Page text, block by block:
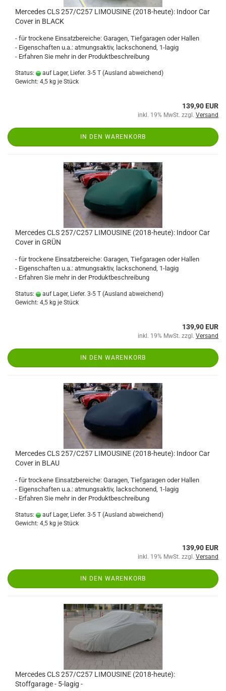
Mercedes CLS 257/C257 LIMOUSINE (2018-heute): Indoor Car
Cover in BLACK
- für trockene Einsatzbereiche: Garagen, Tiefgaragen oder Hallen
- Eigenschaften u.a.: atmungsaktiv, lackschonend, 1-lagig
- Erfahren Sie mehr in der Produktbeschreibung
Status: auf Lager, Liefer. 3-5 T (Ausland abweichend)
Gewicht: 4,5 kg je Stück
139,90 EUR
inkl. 19% MwSt. zzgl. Versand
IN DEN WARENKORB
Mercedes CLS 257/C257 LIMOUSINE (2018-heute): Indoor Car
Cover in GRÜN
- für trockene Einsatzbereiche: Garagen, Tiefgaragen oder Hallen
- Eigenschaften u.a.: atmungsaktiv, lackschonend, 1-lagig
- Erfahren Sie mehr in der Produktbeschreibung
Status: auf Lager, Liefer. 3-5 T (Ausland abweichend)
Gewicht: 4,5 kg je Stück
139,90 EUR
inkl. 19% MwSt. zzgl. Versand
IN DEN WARENKORB
Mercedes CLS 257/C257 LIMOUSINE (2018-heute): Indoor Car
Cover in BLAU
- für trockene Einsatzbereiche: Garagen, Tiefgaragen oder Hallen
- Eigenschaften u.a.: atmungsaktiv, lackschonend, 1-lagig
- Erfahren Sie mehr in der Produktbeschreibung
Status: auf Lager, Liefer. 3-5 T (Ausland abweichend)
Gewicht: 4,5 kg je Stück
139,90 EUR
inkl. 19% MwSt. zzgl. Versand
IN DEN WARENKORB
Mercedes CLS 257/C257 LIMOUSINE (2018-heute):
Stoffgarage - 5-lagig -